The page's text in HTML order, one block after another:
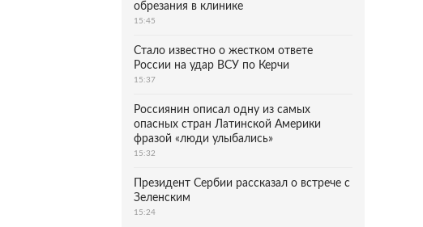
обрезания в клинике
15:45
Стало известно о жестком ответе
России на удар ВСУ по Керчи
15:37
Россиянин описал одну из самых
опасных стран Латинской Америки
фразой «люди улыбались»
15:32
Президент Сербии рассказал о встрече с
Зеленским
15:24